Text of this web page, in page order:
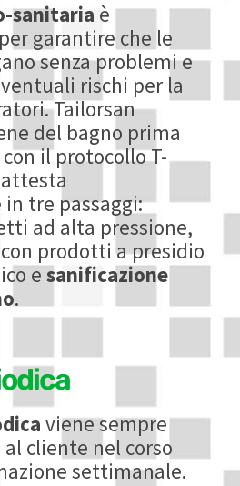
sanitaria è
garantire che le
senza problemi e
rischi per la
Tailorsan
del bagno prima
il protocollo T-
tre passaggi:
ad alta pressione,
prodotti a presidio
esanificazione
.
viene sempre
cliente nel corso
settimanale.